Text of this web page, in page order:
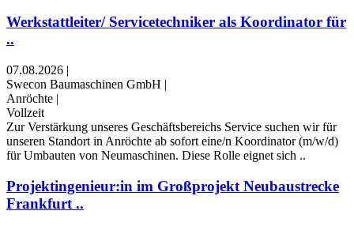
Werkstattleiter/ Servicetechniker als Koordinator für
..
07.08.2026 |
Swecon Baumaschinen GmbH |
Anröchte |
Vollzeit
Zur Verstärkung unseres Geschäftsbereichs Service suchen wir für
unseren Standort in Anröchte ab sofort eine/n Koordinator (m⁠/⁠w⁠/⁠d)
für Umbauten von Neumaschinen. Diese Rolle eignet sich ..
Projektingenieur:in im Großprojekt Neubaustrecke
Frankfurt ..